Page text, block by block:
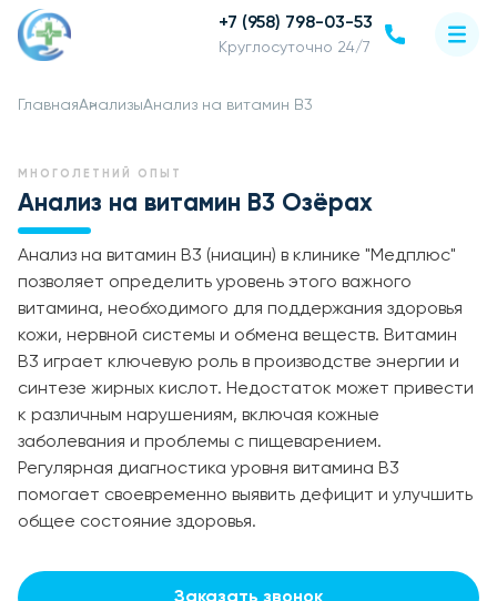
+7 (958) 798-03-53
Круглосуточно 24/7
ГлавнаяАнализыАнализ на витамин В3
МНОГОЛЕТНИЙ ОПЫТ
Анализ на витамин В3 Озёрах
Анализ на витамин В3 (ниацин) в клинике "Медплюс"
позволяет определить уровень этого важного
витамина, необходимого для поддержания здоровья
кожи, нервной системы и обмена веществ. Витамин
В3 играет ключевую роль в производстве энергии и
синтезе жирных кислот. Недостаток может привести
к различным нарушениям, включая кожные
заболевания и проблемы с пищеварением.
Регулярная диагностика уровня витамина В3
помогает своевременно выявить дефицит и улучшить
общее состояние здоровья.